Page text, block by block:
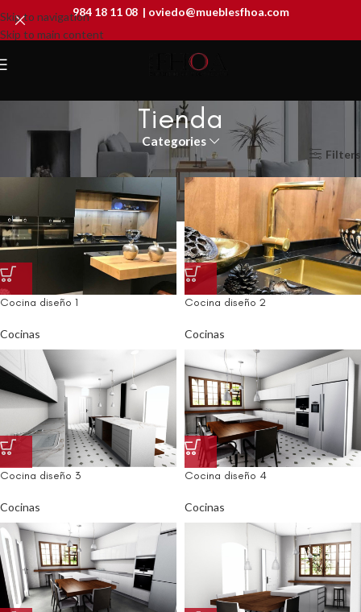
Skip to navigation
Skip to main content
984 18 11 08| oviedo@mueblesfhoa.com
Tienda
Categories
Filters
Cocina diseño 1
Cocinas
Cocina diseño 2
Cocinas
Cocina diseño 3
Cocinas
Cocina diseño 4
Cocinas